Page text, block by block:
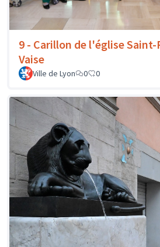
9 - Carillon de l'église Saint-
Vaise
Ville de Lyon 0 0